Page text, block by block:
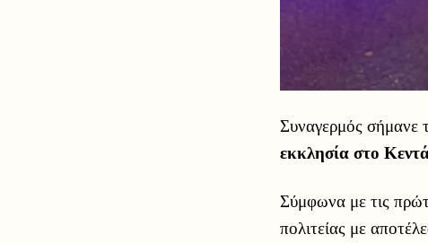
Συναγερμός σήμανε
εκκλησία στο
Σύμφωνα με τις
πολιτείας με